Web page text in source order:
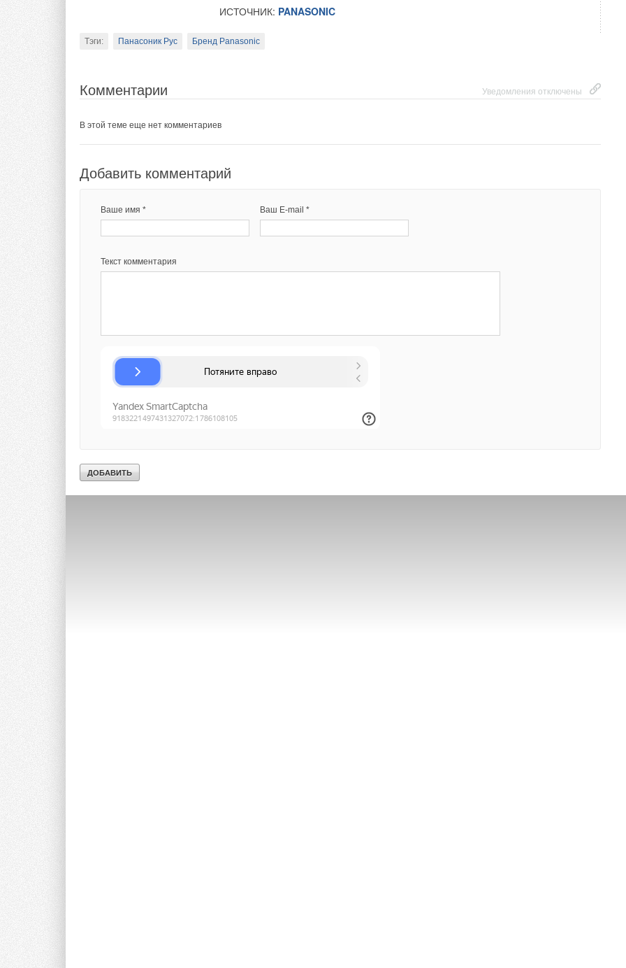
ИСТОЧНИК: PANASONIC
Тэги: Панасоник Рус Бренд Panasonic
Уведомления отключены
Комментарии
В этой теме еще нет комментариев
Добавить комментарий
Ваше имя * Ваш E-mail *
Текст комментария